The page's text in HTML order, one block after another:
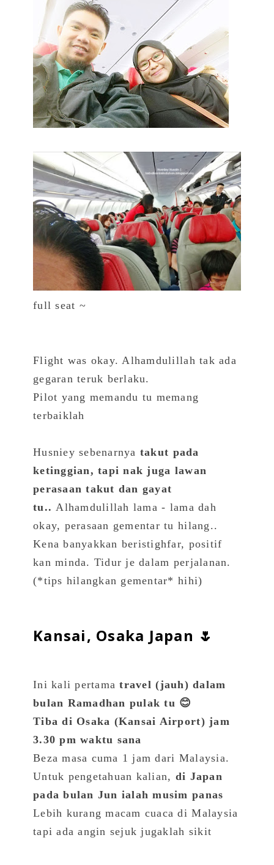
full seat ~
Flight was okay. Alhamdulillah tak ada
gegaran teruk berlaku.
Pilot yang memandu tu memang
terbaiklah
Husniey sebenarnya takut pada
ketinggian, tapi nak juga lawan
perasaan takut dan gayat
tu..Alhamdulillah lama - lama dah
okay, perasaan gementar tu hilang..
Kena banyakkan beristighfar, positif
kan minda. Tidur je dalam perjalanan.
(*tips hilangkan gementar* hihi)
Kansai, Osaka Japan 🌷
Ini kali pertamatravel (jauh) dalam
bulan Ramadhan pulak tu 😊
Tiba di Osaka (Kansai Airport) jam
3.30 pm waktu sana
Beza masa cuma 1 jam dari Malaysia.
Untuk pengetahuan kalian, di Japan
pada bulan Jun ialah musim panas
Lebih kurang macam cuaca di Malaysia
tapi ada angin sejuk jugaklah sikit